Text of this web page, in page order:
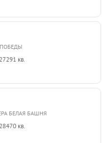
ПОБЕДЫ
291 кв.
БЕЛАЯ БАШНЯ
470 кв.